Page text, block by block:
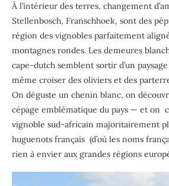
À l’intérieur des terres, changement
Stellenbosch, Franschhoek, sont des
région des vignobles parfaitement
montagnes rondes. Les demeures
cape-dutch semblent sortir d’un
même croiser des oliviers et des
On déguste un chenin blanc, on
cépage emblématique du pays — et on
vignoble sud-africain majoritairement
huguenots français (d’où les noms
rien à envier aux grandes régions